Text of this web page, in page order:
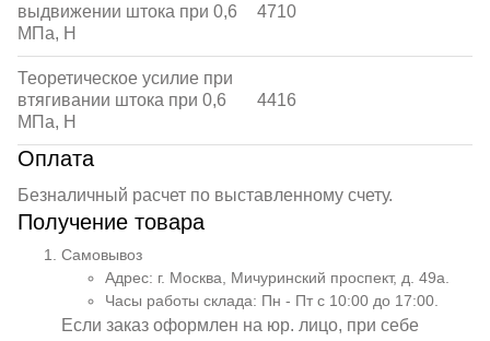
выдвижении штока при 0,6
МПа, Н
4710
Теоретическое усилие при
втягивании штока при 0,6
МПа, Н
4416
Оплата
Безналичный расчет по выставленному счету.
Получение товара
Самовывоз
Адрес: г. Москва, Мичуринский проспект, д. 49а.
Часы работы склада: Пн - Пт с 10:00 до 17:00.
Если заказ оформлен на юр. лицо, при себе